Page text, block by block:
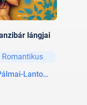
lángjai
Romantikus
Lantos Éva